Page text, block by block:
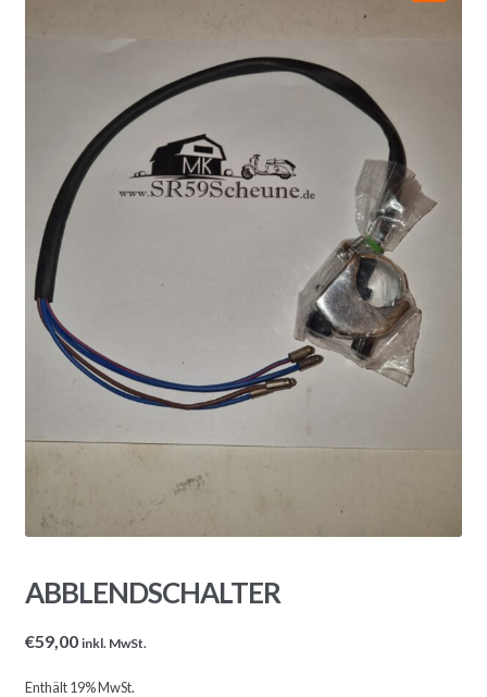
ABBLENDSCHALTER
€59,00 inkl. MwSt.
Enthält 19% MwSt.